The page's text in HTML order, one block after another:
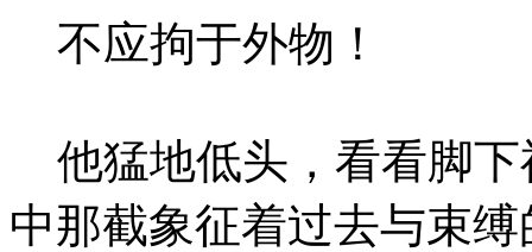
不应拘于外物！
他猛地低头，看看脚下
中那截象征着过去与束